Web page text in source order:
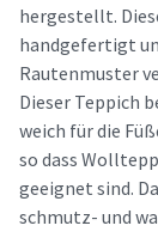
hergestellt.
handgefertigt
Rautenmuster
Dieser Teppich
weich für die
so dass
geeignet sind.
schmutz- und